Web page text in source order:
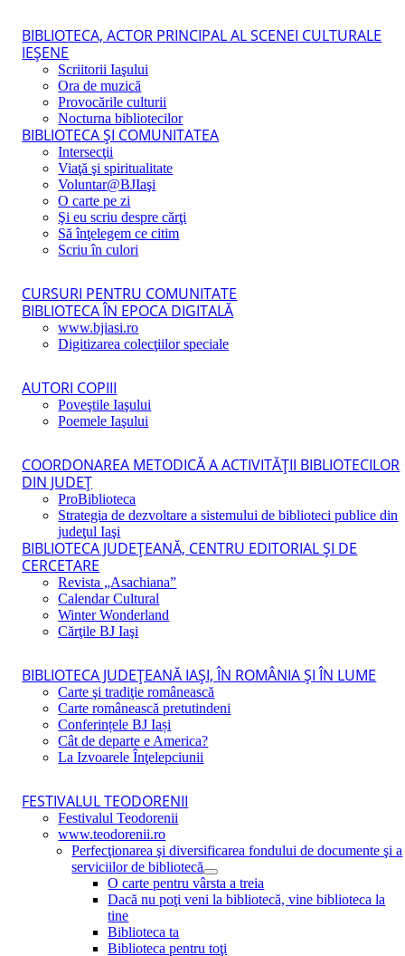
BIBLIOTECA, ACTOR PRINCIPAL AL SCENEI CULTURALE
IEŞENE
Scriitorii Iaşului
Ora de muzică
Provocările culturii
Nocturna bibliotecilor
BIBLIOTECA ŞI COMUNITATEA
Intersecţii
Viaţă şi spiritualitate
Voluntar@BJIaşi
O carte pe zi
Şi eu scriu despre cărţi
Să înţelegem ce citim
Scriu în culori
CURSURI PENTRU COMUNITATE
BIBLIOTECA ÎN EPOCA DIGITALĂ
www.bjiasi.ro
Digitizarea colecţiilor speciale
AUTORI COPIII
Poveştile Iaşului
Poemele Iaşului
COORDONAREA METODICĂ A ACTIVITĂŢII BIBLIOTECILOR
DIN JUDEŢ
ProBiblioteca
Strategia de dezvoltare a sistemului de biblioteci publice din
judeţul Iaşi
BIBLIOTECA JUDEŢEANĂ, CENTRU EDITORIAL ŞI DE
CERCETARE
Revista „Asachiana”
Calendar Cultural
Winter Wonderland
Cărţile BJ Iaşi
BIBLIOTECA JUDEŢEANĂ IAŞI, ÎN ROMÂNIA ŞI ÎN LUME
Carte şi tradiţie românească
Carte românească pretutindeni
Conferințele BJ Iași
Cât de departe e America?
La Izvoarele Înţelepciunii
FESTIVALUL TEODORENII
Festivalul Teodorenii
www.teodorenii.ro
Perfecţionarea şi diversificarea fondului de documente şi a
serviciilor de bibliotecă
O carte pentru vârsta a treia
Dacă nu poţi veni la bibliotecă, vine biblioteca la
tine
Biblioteca ta
Biblioteca pentru toţi